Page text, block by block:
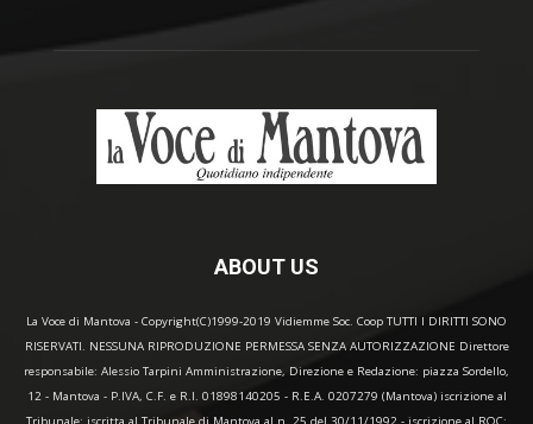
ABOUT US
La Voce di Mantova - Copyright(C)1999-2019 Vidiemme Soc. Coop TUTTI I DIRITTI SONO
RISERVATI. NESSUNA RIPRODUZIONE PERMESSA SENZA AUTORIZZAZIONE Direttore
responsabile: Alessio Tarpini Amministrazione, Direzione e Redazione: piazza Sordello,
12 - Mantova - P.IVA, C.F. e R.I. 01898140205 - R.E.A. 0207279 (Mantova) iscrizione al